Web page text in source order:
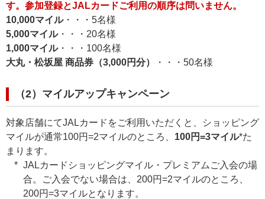
す。参加登録とJALカードご利用の順序は問いません。
10,000マイル・・・5名様
5,000マイル・・・20名様
1,000マイル・・・100名様
大丸・松坂屋 商品券（3,000円分）
・・・50名様
（2）マイルアップキャンペーン
対象店舗にてJALカードをご利用いただくと、ショッピング
マイルが通常100円=2マイルのところ、 100円=3マイル*た
まります。
JALカードショッピングマイル・プレミアムご入会の場
合。ご入会でない場合は、200円=2マイルのところ、
200円=3マイルとなります。